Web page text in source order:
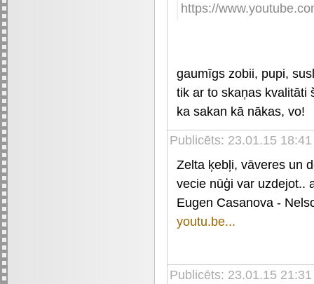
https://
gaumīgs zobii, pupi,
tik ar to skaņas kvalitāti
ka sakan kā nākas, vo!
Publicēts: 23.01.15 18:41
Zelta ķebļi, vāveres un
vecie nūģi var uzdejot..
Eugen Casanova -
youtu.be...
Publicēts: 23.01.15